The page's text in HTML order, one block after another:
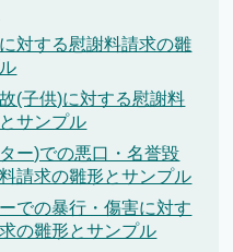
対する慰謝料請求の雛
(子供)に対する慰謝料
サンプル
ー)での悪口・名誉毀
請求の雛形とサンプル
での暴行・傷害に対す
の雛形とサンプル